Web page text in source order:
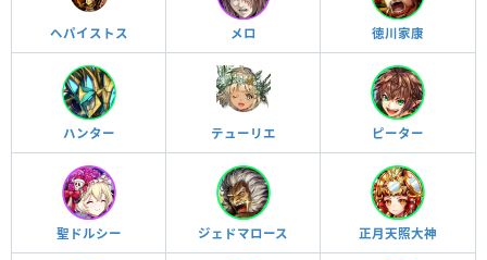
ヘパイストス メロ 徳川家康
ハンター テューリエ ピーター
聖ドルシー ジェドマロース 正月天照大神